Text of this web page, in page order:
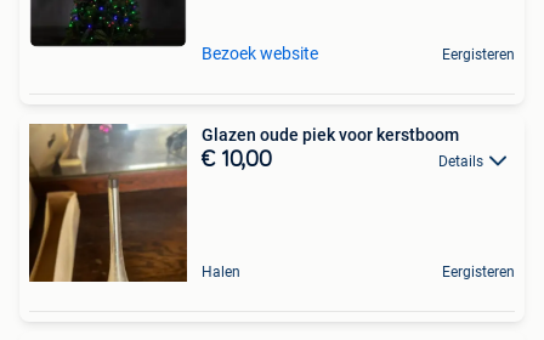
Bezoek website Eergisteren
Glazen oude piek voor kerstboom
€ 10,00 Details
Halen Eergisteren